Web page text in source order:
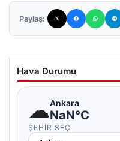
Paylaş:
Hava Durumu
☁Ankara
NaN°C
ŞEHIR SEÇ